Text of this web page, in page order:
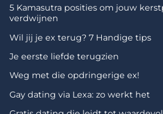
5 Kamasutra posities om jouw
verdwijnen
Wil jij je ex terug? 7 Handige tips
Je eerste liefde terugzien
Weg met die opdringerige ex!
Gay dating via Lexa: zo werkt het